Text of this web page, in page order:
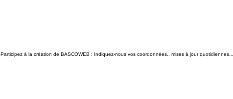
Participez à la création de BASCOWEB : Indiquez-nous vos coordonnées.. mises à jour quotidiennes....